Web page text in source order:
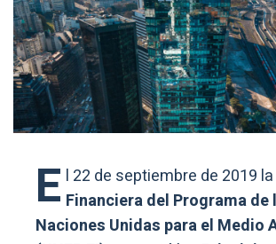
E l 22 de septiembre de 2019
Financiera del Programa de
Naciones Unidas para el Medio